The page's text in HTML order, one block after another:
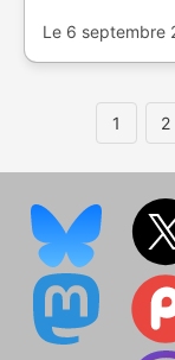
Le 6 septembre
1 2